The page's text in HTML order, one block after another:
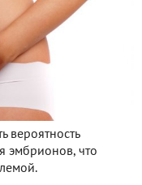
вероятность
эмбрионов, что